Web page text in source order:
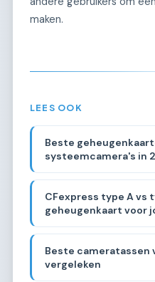
maken.
LEES OOK
Beste
systeemcamera's in
vergeleken
CFexpress type A vs
geheugenkaart voor
Beste cameratassen
vergeleken